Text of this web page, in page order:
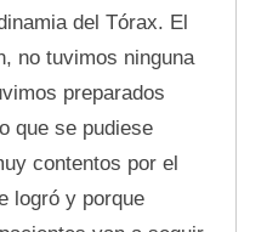
del Tórax. El
no tuvimos ninguna
preparados
que se pudiese
contentos por el
logró y porque